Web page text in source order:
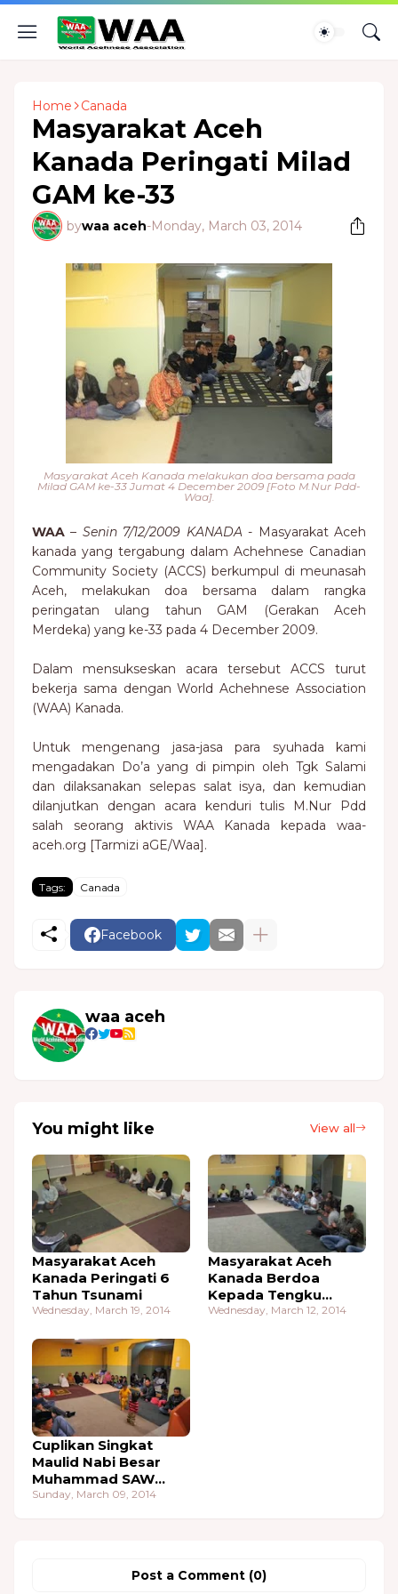
Home Canada
Masyarakat Aceh
Kanada Peringati Milad
GAM ke-33
bywaa aceh-Monday, March 03, 2014
Masyarakat Aceh Kanada melakukan doa bersama pada
Milad GAM ke-33 Jumat 4 December 2009 [Foto M.Nur Pdd-
Waa].
WAA – Senin 7/12/2009 KANADA- Masyarakat Aceh
kanada yang tergabung dalam Achehnese Canadian
Community Society (ACCS) berkumpul di meunasah
Aceh, melakukan doa bersama dalam rangka
peringatan ulang tahun GAM (Gerakan Aceh
Merdeka) yang ke-33 pada 4 December 2009.
Dalam mensukseskan acara tersebut ACCS turut
bekerja sama dengan World Achehnese Association
(WAA) Kanada.
Untuk mengenang jasa-jasa para syuhada kami
mengadakan Do’a yang di pimpin oleh Tgk Salami
dan dilaksanakan selepas salat isya, dan kemudian
dilanjutkan dengan acara kenduri tulis M.Nur Pdd
salah seorang aktivis WAA Kanada kepada waa-
aceh.org [Tarmizi aGE/Waa].
Tags: Canada
Facebook
waa aceh
You might like View all
Masyarakat Aceh
Kanada Peringati 6
Tahun Tsunami
Wednesday, March 19, 2014
Masyarakat Aceh
Kanada Berdoa
Kepada Tengku
Hasan M. di Tiro 7
Wednesday, March 12, 2014
Cuplikan Singkat
Maulid Nabi Besar
Muhammad SAW
2010 Di Menasah
Sunday, March 09, 2014
Post a Comment (0)